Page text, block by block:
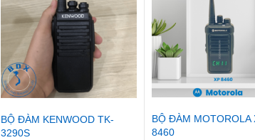
BỘ ĐÀM KENWOOD TK-
3290S
BỘ ĐÀM MOTOROLA
8460